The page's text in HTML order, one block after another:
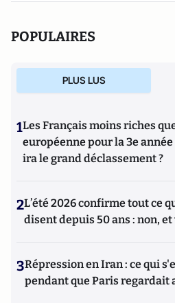
POPULAIRES
PLUS LUS
1Les Français moins riches
européenne pour la 3e
ira le grand déclassement ?
2L’été 2026 confirme tout ce
disent depuis 50 ans : non,
3Répression en Iran : ce qui
pendant que Paris regardait